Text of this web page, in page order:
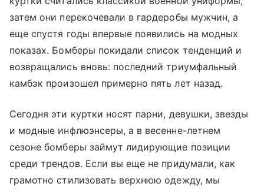
затем они перекочевали в гардеробы мужчин, а
еще спустя годы впервые появились на модных
показах. Бомберы покидали список тенденций и
возвращались вновь: последний триумфальный
камбэк произошел примерно пять лет назад.
Сегодня эти куртки носят парни, девушки, звезды
и модные инфлюэнсеры, а в весенне-летнем
сезоне бомберы займут лидирующие позиции
среди трендов. Если вы еще не придумали, как
грамотно стилизовать верхнюю одежду, мы